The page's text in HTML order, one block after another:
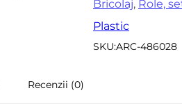
Bricolaj, Role,
Plastic
SKU:ARC-486028
Recenzii (0)